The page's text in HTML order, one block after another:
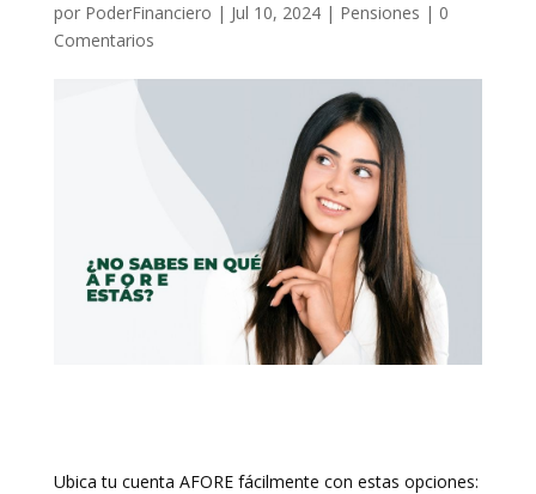
por PoderFinanciero | Jul 10, 2024| Pensiones | 0
Comentarios
Ubica tu cuenta AFORE fácilmente con estas opciones: